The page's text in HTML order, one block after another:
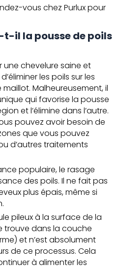
vous chez Purlux pour
il la pousse de poils
une chevelure saine et
les poils sur les
Malheureusement, il
qui favorise la pousse
et l’élimine dans l’autre.
pouvez avoir besoin de
que vous pouvez
d’autres traitements
populaire, le rasage
des poils. Il ne fait pas
plus épais, même si
pileux à la surface de la
trouve dans la couche
et n’est absolument
de ce processus. Cela
à alimenter les